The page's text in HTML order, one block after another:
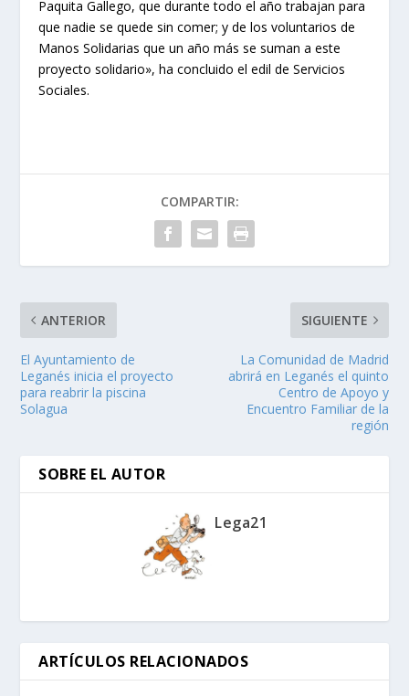
Paquita Gallego, que durante todo el año trabajan para
que nadie se quede sin comer; y de los voluntarios de
Manos Solidarias que un año más se suman a este
proyecto solidario», ha concluido el edil de Servicios
Sociales.
COMPARTIR:
ANTERIOR
El Ayuntamiento de
Leganés inicia el proyecto
para reabrir la piscina
Solagua
SIGUIENTE
La Comunidad de Madrid
abrirá en Leganés el quinto
Centro de Apoyo y
Encuentro Familiar de la
región
SOBRE EL AUTOR
Lega21
ARTÍCULOS RELACIONADOS